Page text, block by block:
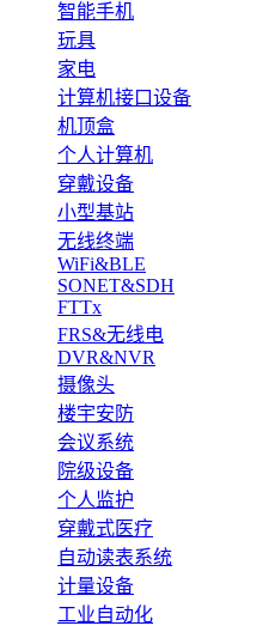
智能手机
玩具
家电
计算机接口设备
机顶盒
个人计算机
穿戴设备
小型基站
无线终端
WiFi&BLE
SONET&SDH
FTTx
FRS&无线电
DVR&NVR
摄像头
楼宇安防
会议系统
院级设备
个人监护
穿戴式医疗
自动读表系统
计量设备
工业自动化